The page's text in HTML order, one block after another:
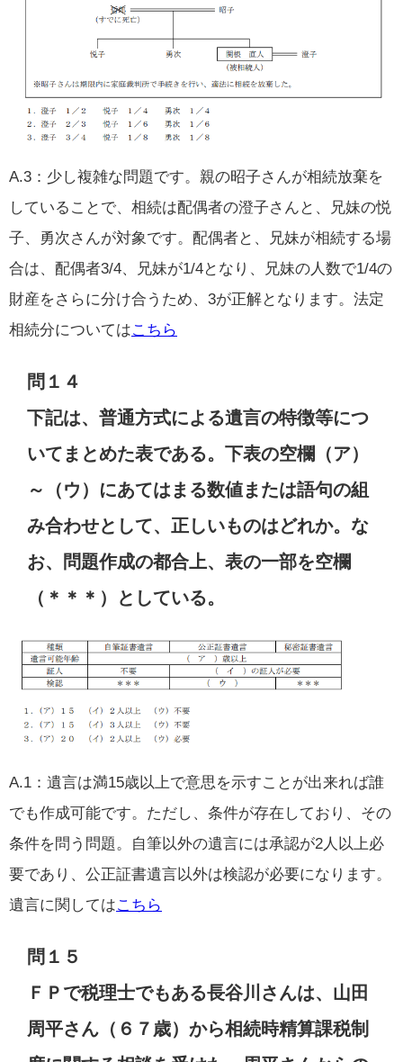
A.3：少し複雑な問題です。親の昭子さんが相続放棄を
していることで、相続は配偶者の澄子さんと、兄妹の悦
子、勇次さんが対象です。配偶者と、兄妹が相続する場
合は、配偶者3/4、兄妹が1/4となり、兄妹の人数で1/4の
財産をさらに分け合うため、3が正解となります。法定
相続分については こちら
問１４
下記は、普通方式による遺言の特徴等につ
いてまとめた表である。下表の空欄（ア）
～（ウ）にあてはまる数値または語句の組
み合わせとして、正しいものはどれか。な
お、問題作成の都合上、表の一部を空欄
（＊＊＊）としている。
A.1：遺言は満15歳以上で意思を示すことが出来れば誰
でも作成可能です。ただし、条件が存在しており、その
条件を問う問題。自筆以外の遺言には承認が2人以上必
要であり、公正証書遺言以外は検認が必要になります。
遺言に関しては こちら
問１５
ＦＰで税理士でもある長谷川さんは、山田
周平さん（６７歳）から相続時精算課税制